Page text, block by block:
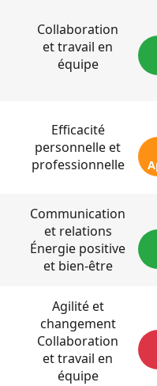
Collaboration
et travail en
équipe
Efficacité
personnelle et
professionnelle
Communication
et relations
Énergie positive
et bien-être
Agilité et
changement
Collaboration
et travail en
équipe